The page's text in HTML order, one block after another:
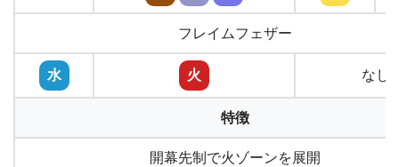
フレイムフェザー
水 火 なし
特徴
開幕先制で火ゾーンを展開